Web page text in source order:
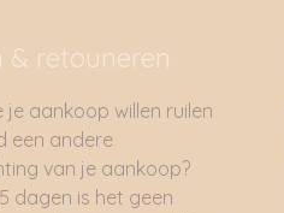
& retouneren
je aankoop willen ruilen
een andere
van je aankoop?
dagen is het geen